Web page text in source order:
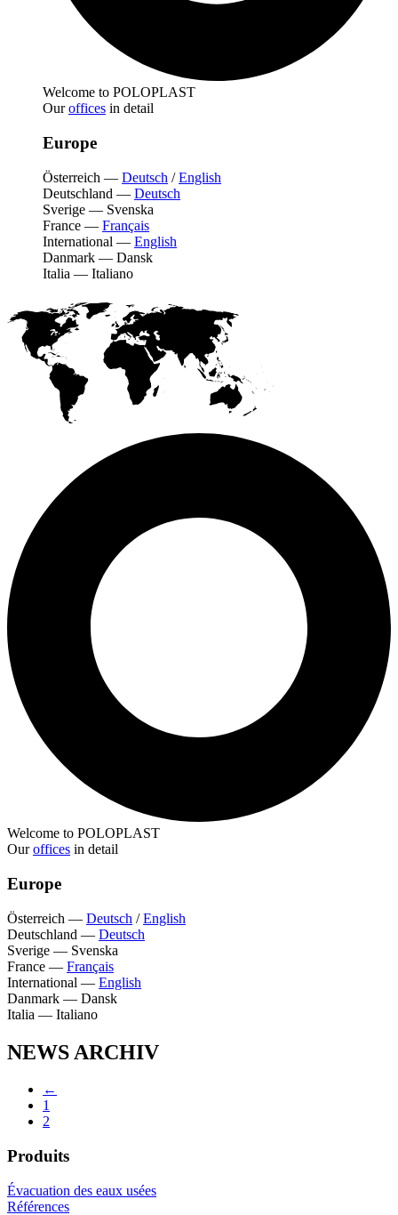
Welcome to POLOPLAST
Ouroffices in detail
Europe
Österreich — Deutsch /English
Deutschland — Deutsch
Sverige — Svenska
France — Français
International — English
Danmark — Dansk
Italia — Italiano
Welcome to POLOPLAST
Ouroffices in detail
Europe
Österreich — Deutsch /English
Deutschland — Deutsch
Sverige — Svenska
France — Français
International — English
Danmark — Dansk
Italia — Italiano
NEWS ARCHIV
←
1
2
Produits
Évacuation des eaux usées
Références